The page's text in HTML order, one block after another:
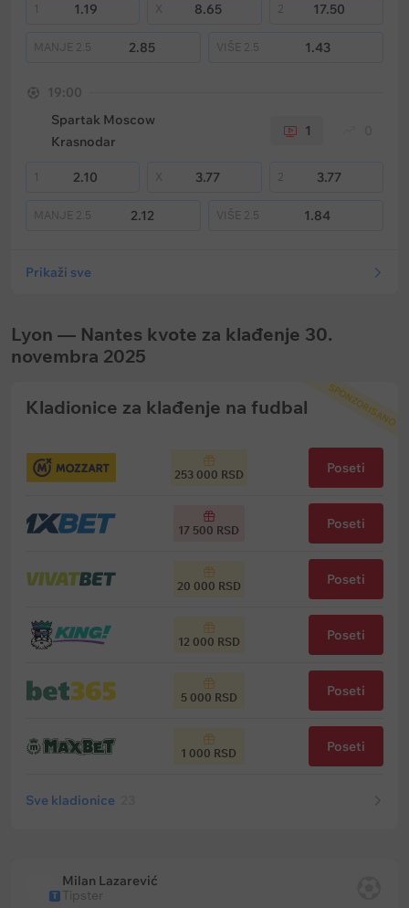
1 1.19 8.65 2 17.50
MANJE 2.5 2.85 VIŠE 2.5 1.43
19:00
Spartak Moscow
Krasnodar
1
1 2.10 3.77 2 3.77
MANJE 2.5 2.12 VIŠE 2.5 1.84
Prikaži sve
Lyon — Nantes kvote za klađenje 30.
novembra 2025
SPONZORISANO
Kladionice za klađenje na fudbal
253 000 RSD Poseti
17 500 RSD Poseti
20 000 RSD Poseti
12 000 RSD Poseti
5 000 RSD Poseti
1 000 RSD Poseti
Sve kladionice
T
Milan Lazarević
Tipster